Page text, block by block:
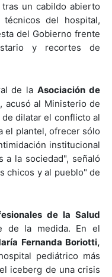
un cabildo abierto
del hospital,
del Gobierno frente
y recortes de
de laAsociación de
, acusó al Ministerio de
dilatar el conflicto al
el plantel, ofrecer sólo
institucional
a la sociedad", señaló
chicos y al pueblo" de
de la Salud
de la medida. En el
Fernanda Boriotti,
pediátrico más
iceberg de una crisis